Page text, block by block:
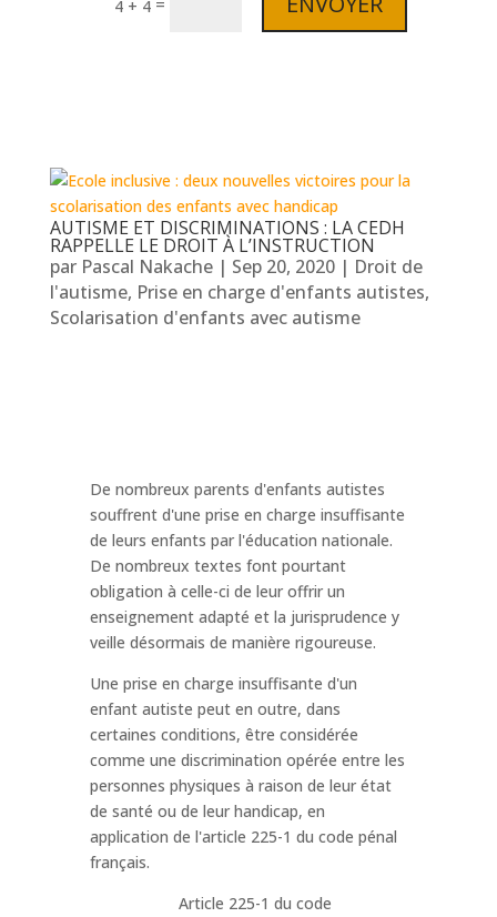
4 + 4
AUTISME ET DISCRIMINATIONS : LA CEDH
RAPPELLE LE DROIT À L’INSTRUCTION
par Pascal Nakache| Sep 20, 2020| Droit de
l'autisme, Prise en charge d'enfants autistes,
Scolarisation d'enfants avec autisme
De nombreux parents d'enfants autistes
souffrent d'une prise en charge insuffisante
de leurs enfants par l'éducation nationale.
De nombreux textes font pourtant
obligation à celle-ci de leur offrir un
enseignement adapté et la jurisprudence y
veille désormais de manière rigoureuse.
Une prise en charge insuffisante d'un
enfant autiste peut en outre, dans
certaines conditions, être considérée
comme une discrimination opérée entre les
personnes physiques à raison de leur état
de santé ou de leur handicap, en
application de l'article 225-1 du code pénal
français.
Article 225-1 du code